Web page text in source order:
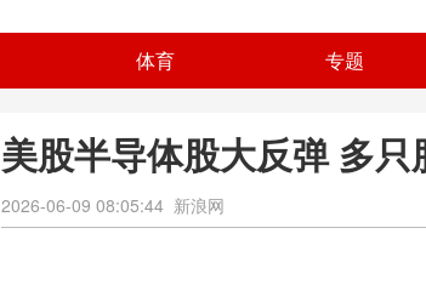
体育 专题
美股半导体股大反弹 多
2026-06-09 08:05:44 新浪网